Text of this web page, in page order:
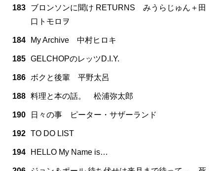
183
ブロンソンに聞け RETURNS みうらじゅん＋田
口トモロヲ
184 My Archive 中村ヒロキ
185 GELCHOPのレッツD.I.Y.
186 ボクと後輩 平野太呂
188 料理と本の話。 松浦弥太郎
190 日々の事 ピーター・サザーランド
192 TO DO LIST
194 HELLO My Name is…